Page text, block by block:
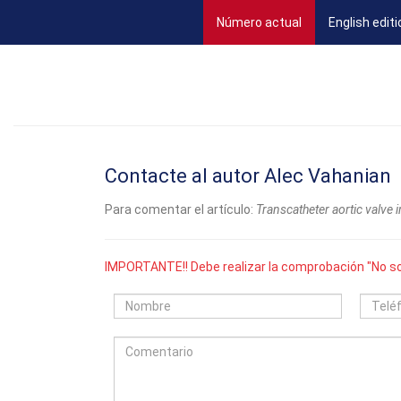
Número actual (current)English
Contacte al autor Alec Vahanian
Para comentar el artículo: Transcatheter aortic valve
IMPORTANTE!! Debe realizar la comprobación "No